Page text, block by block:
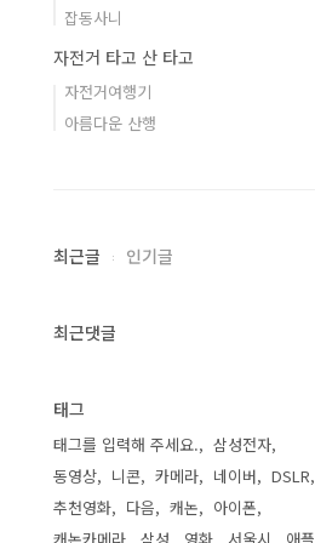
잡동사니
자전거 타고 산 타고
자전거여행기
아름다운 산행
최근글 인기글
최근댓글
태그
태그를 입력해 주세요.
삼성전자
동영상
니콘 카메라 네이버
DSLR
추천영화
다음 캐논
아이폰